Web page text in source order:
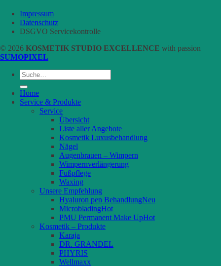
Impressum
Datenschutz
DSGVO Servicekontrolle
© 2026 KOSMETIK STUDIO EXCELLENCE with passion
SUMOPIXEL
Suche
nach:
Home
Service & Produkte
Service
Übersicht
Liste aller Angebote
Kosmetik Luxusbehandlung
Nägel
Augenbrauen – Wimpern
Wimpernverlängerung
Fußpflege
Waxing
Unsere Empfehlung
Hyaluron pen Behandlung
Microblading
PMU Permanent Make Up
Kosmetik – Produkte
Karaja
DR. GRANDEL
PHYRIS
Wellmaxx